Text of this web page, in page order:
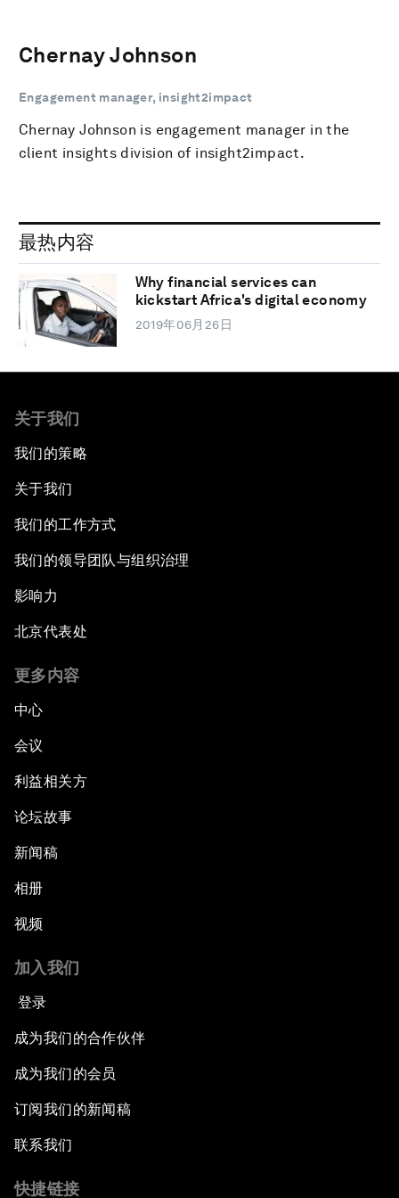
Chernay Johnson
Engagement manager, insight2impact
Chernay Johnson is engagement manager in the
client insights division of insight2impact.
最热内容
Why financial services can
kickstart Africa's digital economy
2019年06月26日
关于我们
我们的策略
关于我们
我们的工作方式
我们的领导团队与组织治理
影响力
北京代表处
更多内容
中心
会议
利益相关方
论坛故事
新闻稿
相册
视频
加入我们
登录
成为我们的合作伙伴
成为我们的会员
订阅我们的新闻稿
联系我们
快捷链接